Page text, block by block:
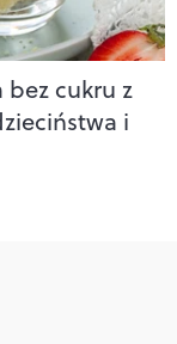
bez cukru z
i